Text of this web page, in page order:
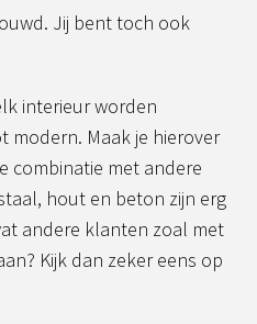
Jij bent toch ook
interieur worden
modern. Maak je hierover
combinatie met andere
hout en beton zijn erg
andere klanten zoal met
Kijk dan zeker eens op